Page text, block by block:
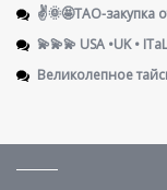
✌️🌞🤩ТАО-закупка
💫💫💫 USA •UK •
Великолепное